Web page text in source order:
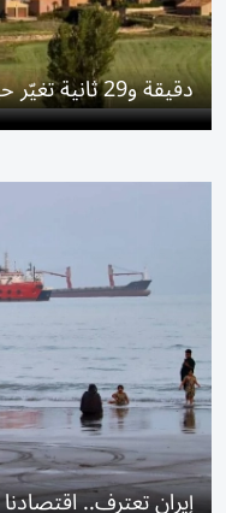
دقيقة و29 ثانية تغيّر حياة قرية إسبانية
إيران تعترف..